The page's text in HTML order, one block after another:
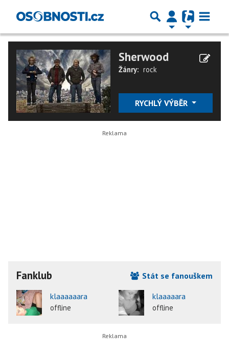
Sherwood
Žánry: rock
RYCHLÝ VÝBĚR
Fanklub
Stát se fanouškem
klaaaaaara
offline
klaaaaara
offline